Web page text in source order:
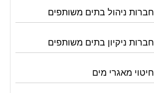
חברות ניהול בתים משותפים
חברות ניקיון בתים משותפים
חיטוי מאגרי מים